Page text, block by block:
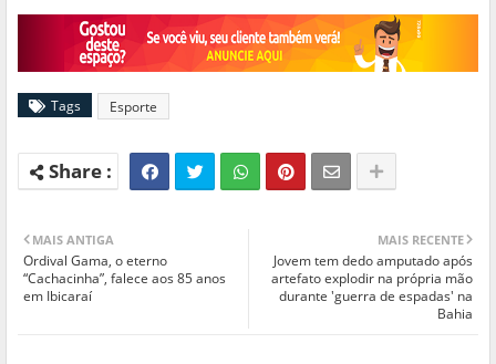
Tags Esporte
MAIS RECENTE
Jovem tem dedo amputado após
artefato explodir na própria mão
durante 'guerra de espadas' na
Bahia
MAIS ANTIGA
Ordival Gama, o eterno
“Cachacinha”, falece aos 85 anos
em Ibicaraí